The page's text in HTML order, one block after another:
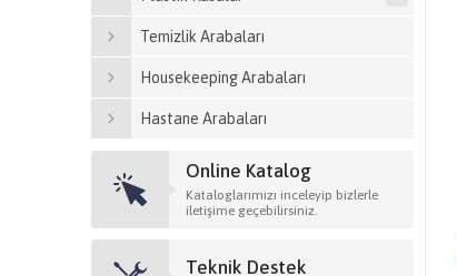
Temizlik Arabaları
Housekeeping Arabaları
Hastane Arabaları
Online Katalog
Kataloglarımızı inceleyip bizlerle
iletişime geçebilirsiniz.
Teknik Destek